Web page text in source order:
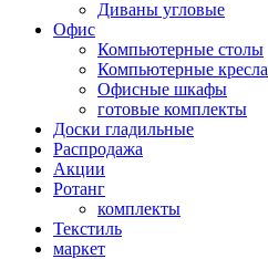
Диваны угловые
Офис
Компьютерные столы
Компьютерные кресла
Офисные шкафы
готовые комплекты
Доски гладильные
Распродажа
Акции
Ротанг
комплекты
Текстиль
маркет